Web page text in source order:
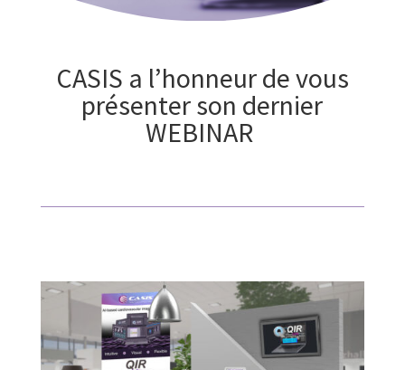
CASIS a l’honneur de vous
présenter son dernier
WEBINAR